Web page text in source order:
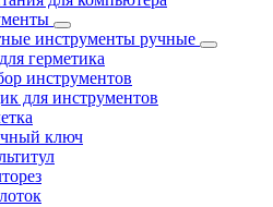
инструменты ручные
герметика
инструментов
для инструментов
ключ